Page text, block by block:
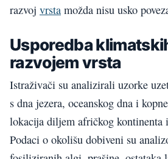
razvoj vrsta možda nisu usko
Usporedba
razvojem vrsta
Istraživači su analizirali uzorke
s dna jezera, oceanskog dna i
lokacija diljem afričkog kontinenta
Podaci o okolišu dobiveni su